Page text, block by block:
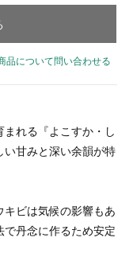
品について問い合わせる
れる『よこすか・し
甘みと深い余韻が特
ビは気候の影響もあ
丹念に作るため安定